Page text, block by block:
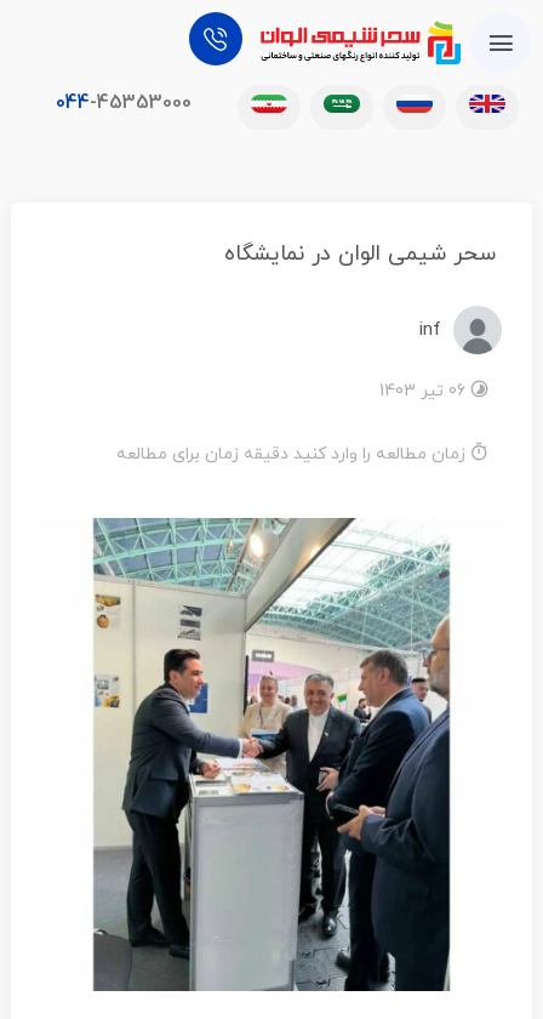
044-45353000
سحر شیمی الوان در نمایشگاه
inf
06 تیر 1403
زمان مطالعه را وارد کنید دقیقه زمان برای مطالعه